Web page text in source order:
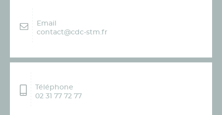
Email
contact@cdc-stm.fr
Téléphone
02 31 77 72 77